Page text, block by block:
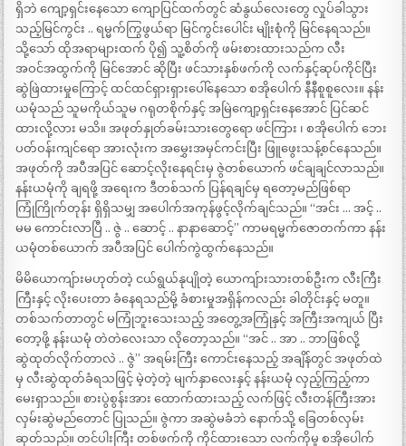
ရှိဘဲ ကျော့ရှင်းနေသော ကျောပြင်ထက်တွင် ဆံနွယ်လေးတွေ လှုပ်ခါသွား
သည့်မြင်ကွင်း .. ရမ္မက်ကြွဖွယ်ရာ မြင်ကွင်းပေါင်း မျိုးစုံကို မြင်နေရသည်။
သို့သော် ထိုအရာများထက် ပို၍ သူ့စိတ်ကို ဖမ်းစားထားသည်က လီး
အဝင်အထွက်ကို မြင်အောင် ဆိုပြီး ဖင်သားနှစ်ဖက်ကို လက်နှင့်ဆုပ်ကိုင်ပြီး
ဆွဲဖြဲထားမှုကြောင့် ထင်ထင်ရှားရှားပေါ်နေသော စအိုပေါက် နီနီစူစူလေး။ နန်း
ယမုံသည် သူမကိုယ်သူမ ဂရုတစိုက်နှင့် အမြဲကျော့ရှင်းနေအောင် ပြင်ဆင်
ထားလို့လား မသိ။ အဖုတ်နှုတ်ခမ်းသားတွေရော ဖင်ကြား ၊ စအိုပေါက် ဘေး
ပတ်ဝန်းကျင်ရော အားလုံးက အမွှေးအမှင်ကင်းပြီး ဖြူဖွေးသန့်စင်နေသည်။
အဖုတ်ကို အပီအပြင် ဆောင့်လိုးနေရင်းမှ ဇွဲတစ်ယောက် ဖင်ချချင်လာသည်။
နန်းယမုံကို ချရဖို့ အရေးက ဒီတစ်သက် ပြန်ရချင်မှ ရတော့မည်ဖြစ်ရာ
ကြုံကြိုက်တုန်း ရှိရှိသမျှ အပေါက်အကုန်ဖွင့်လိုက်ချင်သည်။ “အင်း … အင့် ..
မမ ကောင်းလာပြီ .. ဇွဲ .. ဆောင့် .. နာနာဆောင့်” ကာမရမ္မက်ဇောတက်ကာ နန်း
ယမုံတစ်ယောက် အပီအပြင် ပေါက်ကွဲထွက်နေသည်။
မိမိယောကျ်ားမဟုတ်တဲ့ ငယ်ရွယ်နုပျိုတဲ့ ယောကျ်ားသားတစ်ဦးက လီးကြီး
ကြီးနှင့် လိုးပေးတာ ခံနေရသည်မို့ ခံစားမှုအရှိန်ကလည်း ခါတိုင်းနှင့် မတူ။
တစ်သက်တာတွင် မကြုံဘူးသေးသည့် အတွေ့အကြုံနှင့် အကြီးအကျယ် ပြီး
တော့ဖို့ နန်းယမုံ တဲတဲလေးသာ လိုတော့သည်။ “အင် .. အာ .. ဘာဖြစ်လို့
ဆွဲထုတ်လိုက်တာလဲ .. ဇွဲ” အရမ်းကြီး ကောင်းနေသည့် အချိန်တွင် အဖုတ်ထဲ
မှ လီးဆွဲထုတ်ခံရသဖြင့် မဲ့တဲ့တဲ့ မျက်နှာလေးနှင့် နန်းယမုံ လှည့်ကြည့်ကာ
မေးရှာသည်။ စားပွဲစွန်းအား ထောက်ထားသည့် လက်ဖြင့် လီးတန်ကြီးအား
လှမ်းဆွဲမည်တောင် ပြုသည်။ ဇွဲကာ အဆွဲမခံဘဲ နောက်သို့ ခြေတစ်လှမ်း
ဆုတ်သည်။ တင်ပါးကြီး တစ်ဖက်ကို ကိုင်ထားသော လက်ကိုမူ စအိုပေါက်